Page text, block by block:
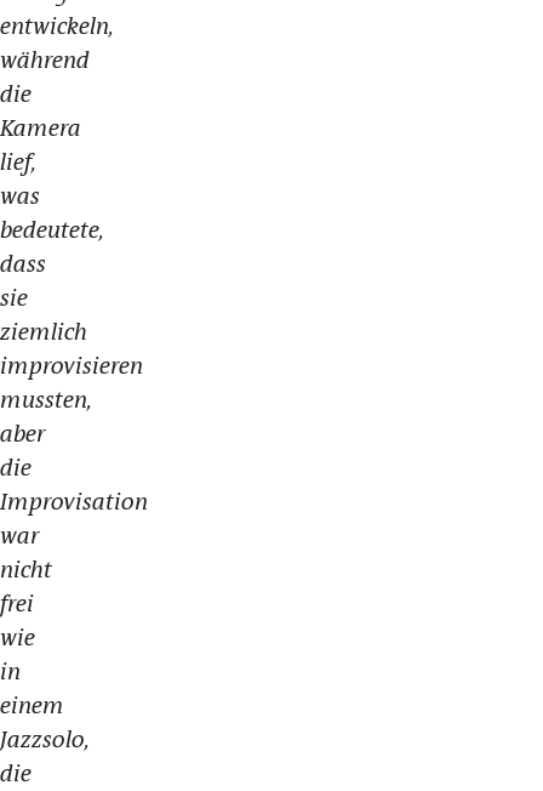
entwickeln,
während
die
Kamera
lief,
was
bedeutete,
dass
sie
ziemlich
improvisieren
mussten,
aber
die
Improvisation
war
nicht
frei
wie
in
einem
Jazzsolo,
die